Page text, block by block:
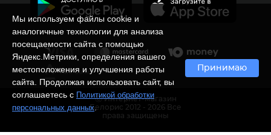
Мы используем файлы cookie и
аналогичные технологии для анализа
посещаемости сайта с помощью
Яндекс.Метрики, определения вашего
местоположения и улучшения работы
сайта. Продолжая использовать сайт, вы
соглашаетесь с Политикой обработки
персональных данных.
Принимаю
Ⓒ Интернет-магазин
Белорис 2012 - 2026 Все
права защищены